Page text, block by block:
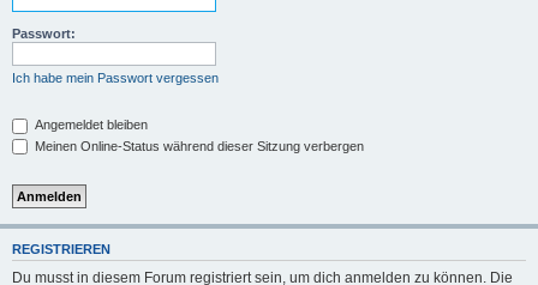
Passwort:
Ich habe mein Passwort vergessen
Angemeldet bleiben
Meinen Online-Status während dieser Sitzung verbergen
REGISTRIEREN
Du musst in diesem Forum registriert sein, um dich anmelden zu können. Die